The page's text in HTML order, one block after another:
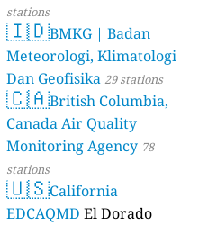
stations
🇮🇩BMKG | Badan
Meteorologi, Klimatologi
Dan Geofisika 29 stations
🇨🇦British Columbia,
Canada Air Quality
Monitoring Agency 78
stations
🇺🇸California
EDCAQMD El Dorado